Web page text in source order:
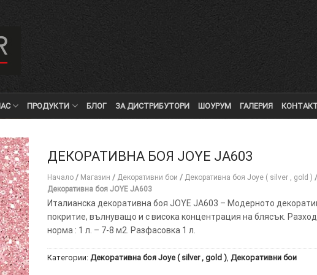
ПРОДУКТИ БЛОГ ЗА ДИСТРИБУТОРИ ШОУРУМ ГАЛЕРИЯ
ДЕКОРАТИВНА БОЯ JOYE JA603
Начало / Магазин / Декоративни бои / Декоративна боя Joye ( silver , gold ) /
Декоративна боя JOYE JA603
Италианска декоративна боя JOYE JA603 – Модерното
покритие, вълнуващо и с висока концентрация на блясък.
норма : 1 л. – 7-8 м2. Разфасовка 1 л.
Категории: Декоративна боя Joye ( silver , gold ), Декоративни бои